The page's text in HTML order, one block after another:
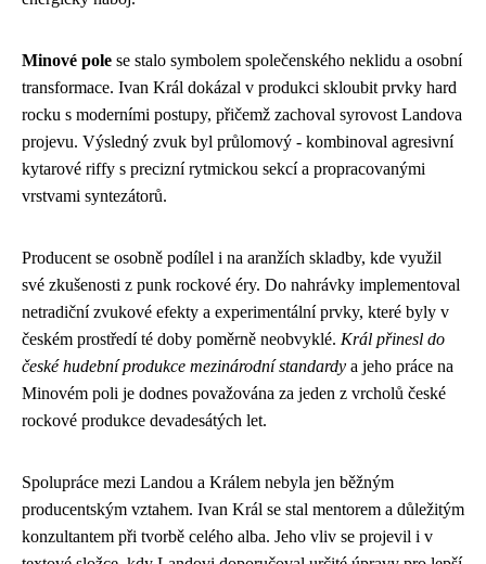
Minové pole se stalo symbolem společenského neklidu a osobní
transformace. Ivan Král dokázal v produkci skloubit prvky hard
rocku s moderními postupy, přičemž zachoval syrovost Landova
projevu. Výsledný zvuk byl průlomový - kombinoval agresivní
kytarové riffy s precizní rytmickou sekcí a propracovanými
vrstvami syntezátorů.
Producent se osobně podílel i na aranžích skladby, kde využil
své zkušenosti z punk rockové éry. Do nahrávky implementoval
netradiční zvukové efekty a experimentální prvky, které byly v
českém prostředí té doby poměrně neobvyklé. Král přinesl do
české hudební produkce mezinárodní standardy a jeho práce na
Minovém poli je dodnes považována za jeden z vrcholů české
rockové produkce devadesátých let.
Spolupráce mezi Landou a Králem nebyla jen běžným
producentským vztahem. Ivan Král se stal mentorem a důležitým
konzultantem při tvorbě celého alba. Jeho vliv se projevil i v